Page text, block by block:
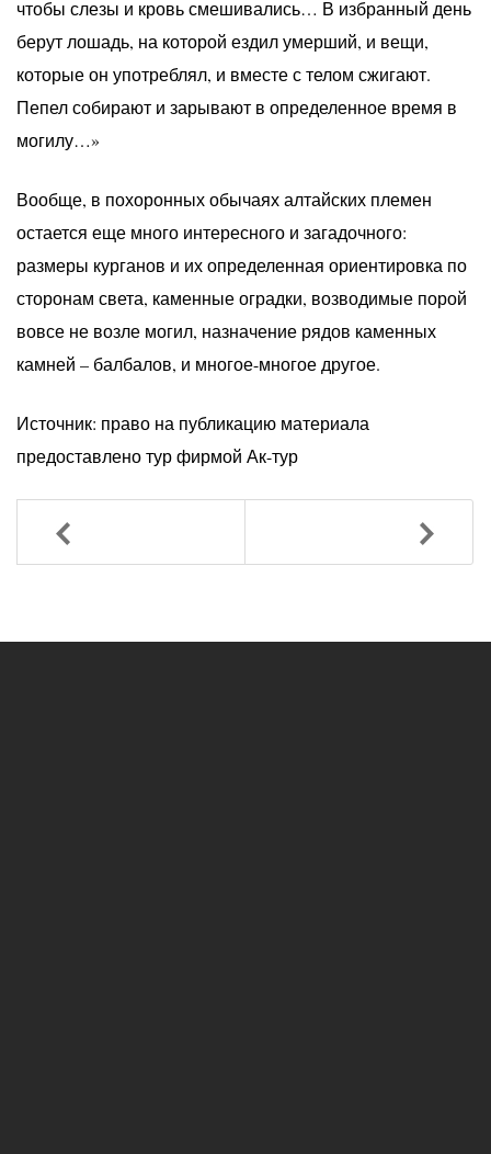
чтобы слезы и кровь смешивались… В избранный день
берут лошадь, на которой ездил умерший, и вещи,
которые он употреблял, и вместе с телом сжигают.
Пепел собирают и зарывают в определенное время в
могилу…»
Вообще, в похоронных обычаях алтайских племен
остается еще много интересного и загадочного:
размеры курганов и их определенная ориентировка по
сторонам света, каменные оградки, возводимые порой
вовсе не возле могил, назначение рядов каменных
камней – балбалов, и многое-многое другое.
Источник: право на публикацию материала
предоставлено тур фирмой Ак-тур
Назад Вперед